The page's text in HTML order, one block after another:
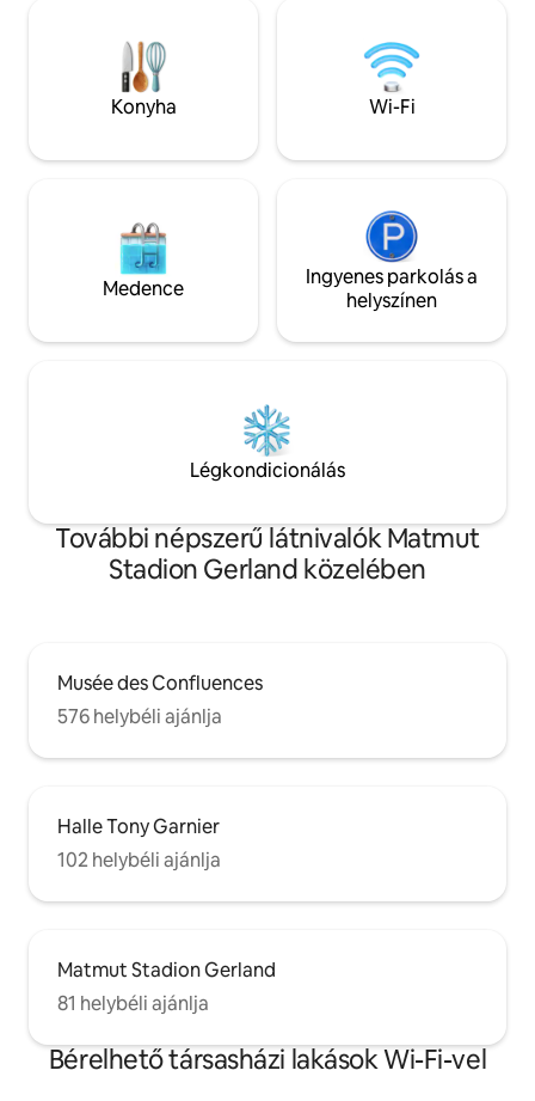
légkondicionáló, wifi (üvegszálas)
található. Régiségekkel díszített
dekoráció a lyoni bolhapiacon. Kávé, tea
és gyógytea áll rendelkezésre.
hogy a
kényelmes,
legyen.
Konyha Wi-Fi
Medence
Ingyenes parkolás a
helyszínen
Légkondicionálás
További népszerű látnivalók Matmut
Stadion Gerland közelében
Musée des Confluences
576 helybéli ajánlja
Halle Tony Garnier
102 helybéli ajánlja
Matmut Stadion Gerland
81 helybéli ajánlja
Bérelhető társasházi lakások Wi-Fi-vel